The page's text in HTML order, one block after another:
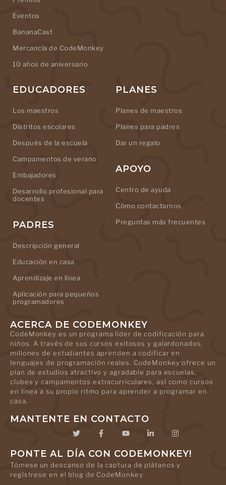
Eventos
BananaCast
Mercancía de CodeMonkey
10 años de aniversario
EDUCADORES
Los maestros
Distritos escolares
Después de la escuela
Campamentos de verano
Embajadores
Desarrollo profesional para
docentes
PADRES
Descripción general
Educación en casa
Aprendizaje en línea
Aplicación para pequeños
programadores
PLANES
Planes de maestros
Planes para padres
Dar un regalo
APOYO
Centro de ayuda
Cómo contactarnos
Preguntas más frecuentes
ACERCA DE CODEMONKEY
CodeMonkey es un programa líder de codificación para
niños. A través de sus cursos exitosos y galardonados,
millones de estudiantes aprenden a codificar en
lenguajes de programación reales. CodeMonkey ofrece un
plan de estudios atractivo y agradable para escuelas,
clubes y campamentos extracurriculares, así como cursos
en línea a su propio ritmo para aprender a programar en
casa.
MANTENTE EN CONTACTO
PONTE AL DÍA CON CODEMONKEY!
Tómese un descanso de la captura de plátanos y
regístrese en el blog de CodeMonkey